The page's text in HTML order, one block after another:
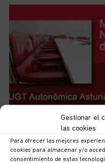
Gestionar el
las cookies
Para ofrecer las mejores
cookies para almacenar y/o
consentimiento de estas
UGT Autonómica
Justicia y Asuntos
5 de agosto de 2026 No hay